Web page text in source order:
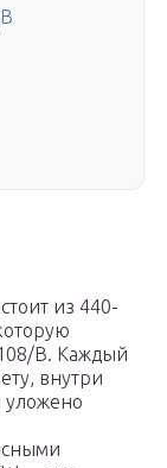
из 440-
B. Каждый
внутри
уложено